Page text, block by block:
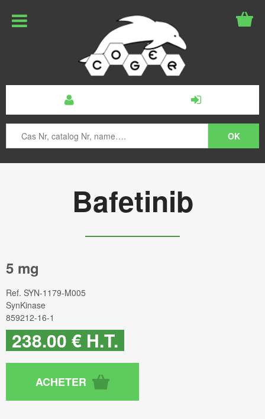
Bafetinib
5 mg
Ref. SYN-1179-M005
SynKinase
859212-16-1
238.00 € H.T.